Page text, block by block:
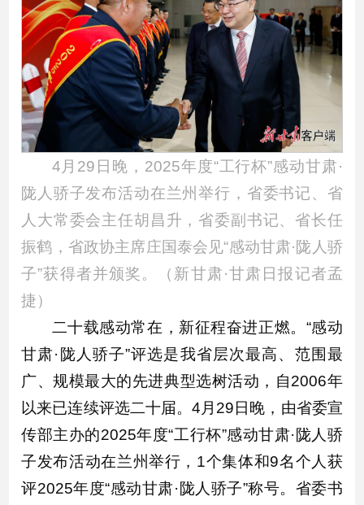
4月29日晚，2025年度“工行杯”感动甘肃·
陇人骄子发布活动在兰州举行，省委书记、省
人大常委会主任胡昌升，省委副书记、省长任
振鹤，省政协主席庄国泰会见“感动甘肃·陇人骄
子”获得者并颁奖。（新甘肃·甘肃日报记者孟
捷）
二十载感动常在，新征程奋进正燃。“感动
甘肃·陇人骄子”评选是我省层次最高、范围最
广、规模最大的先进典型选树活动，自2006年
以来已连续评选二十届。4月29日晚，由省委宣
传部主办的2025年度“工行杯”感动甘肃·陇人骄
子发布活动在兰州举行，1个集体和9名个人获
评2025年度“感动甘肃·陇人骄子”称号。省委书